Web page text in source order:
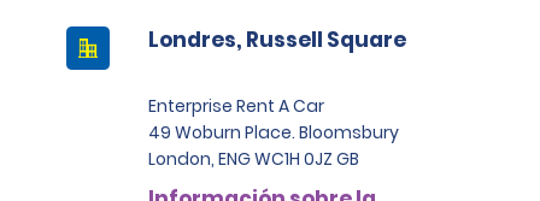
Londres, Russell Square
Enterprise Rent A Car
49 Woburn Place. Bloomsbury
London, ENG WC1H 0JZ GB